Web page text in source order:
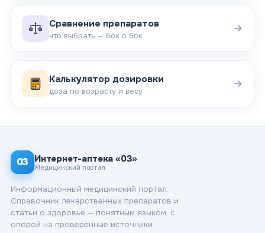
Сравнение препаратов
что выбрать — бок о бок
Калькулятор дозировки
доза по возрасту и весу
03 Интернет-аптека «03»
Медицинский портал
Информационный медицинский портал.
Справочник лекарственных препаратов и
статьи о здоровье — понятным языком, с
опорой на проверенные источники.